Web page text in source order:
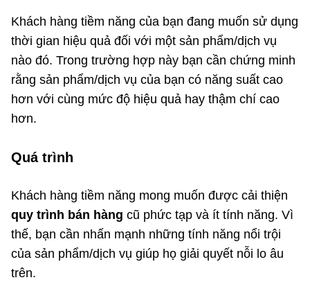
Khách hàng tiềm năng của bạn đang muốn sử dụng
thời gian hiệu quả đối với một sản phẩm/dịch vụ
nào đó. Trong trường hợp này bạn cần chứng minh
rằng sản phẩm/dịch vụ của bạn có năng suất cao
hơn với cùng mức độ hiệu quả hay thậm chí cao
hơn.
Quá trình
Khách hàng tiềm năng mong muốn được cải thiện
quy trình bán hàng cũ phức tạp và ít tính năng. Vì
thế, bạn cần nhấn mạnh những tính năng nổi trội
của sản phẩm/dịch vụ giúp họ giải quyết nỗi lo âu
trên.